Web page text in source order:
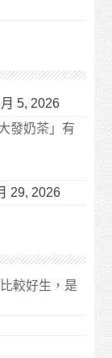
5, 2026
發奶茶」有
29, 2026
較好生，是